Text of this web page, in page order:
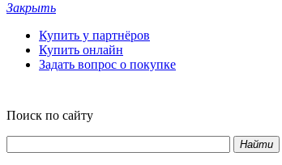
Закрыть
Купить у партнёров
Купить онлайн
Задать вопрос о покупке
Поиск по сайту
Найти